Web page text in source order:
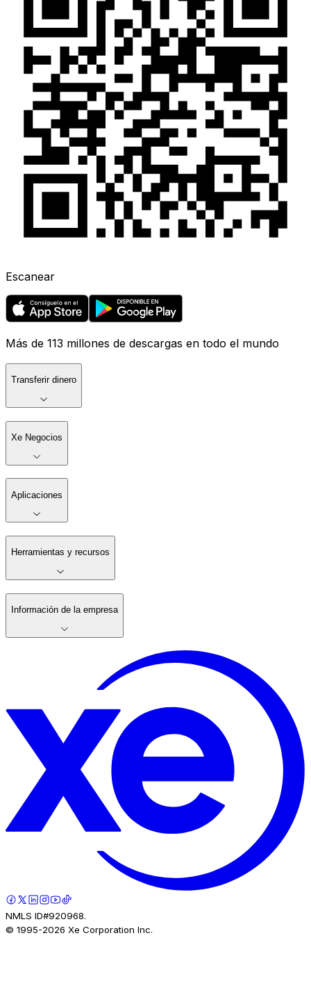
Escanear
Más de 113 millones de descargas en todo el mundo
Transferir dinero
Xe Negocios
Aplicaciones
Herramientas y recursos
Información de la empresa
NMLS ID#920968.
© 1995-2026 Xe Corporation Inc.